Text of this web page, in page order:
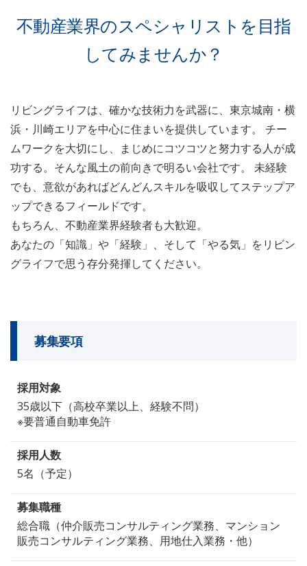
不動産業界のスペシャリストを目指
してみませんか？
リビングライフは、確かな技術力を武器に、東京城南・横
浜・川崎エリアを中心に住まいを提供しています。 チー
ムワークを大切にし、まじめにコツコツと努力する人が成
功する。そんな風土の前向きで明るい会社です。 未経験
でも、意欲があればどんどんスキルを吸収してステップア
ップできるフィールドです。
もちろん、不動産業界経験者も大歓迎。
あなたの「知識」や「経験」、そして「やる気」をリビン
グライフで思う存分発揮してください。
募集要項
採用対象
35歳以下（高校卒業以上、経験不問）
※要普通自動車免許
採用人数
5名（予定）
募集職種
総合職（仲介販売コンサルティング業務、マンション
販売コンサルティング業務、用地仕入業務・他）